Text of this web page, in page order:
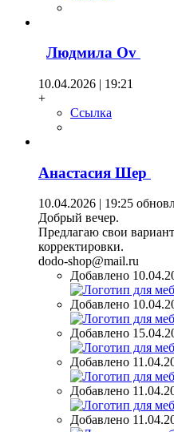
Людмила Оv
10.04.2026 | 19:21
+
Ссылка
Анастасия Шер
10.04.2026 | 19:25
Добрый вечер.
Предлагаю свои
корректировки.
dodo-shop@mail.ru
Добавлено
Добавлено
Добавлено
Добавлено
Добавлено
Добавлено